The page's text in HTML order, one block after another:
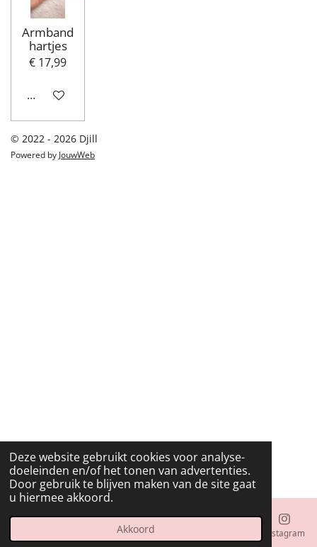
Deze website gebruikt cookies voor analyse-
doeleinden en/of het tonen van advertenties.
Door gebruik te blijven maken van de site gaat
u hiermee akkoord.
Akkoord
Armband
hartjes
€ 17,99
In winkelwagen
© 2022 - 2026 Djill
Powered by JouwWeb
E-mailadres Instagram